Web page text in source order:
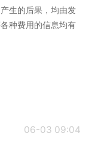
生的后果，均由发
种费用的信息均有
06-03 09:04